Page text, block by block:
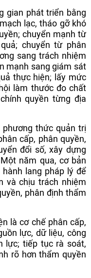
gian phát triển bằng
lạc, tháo gỡ khó
chuyển mạnh từ
chuyển từ phân
sang trách nhiệm
mạnh sang giám sát
thực hiện; lấy mức
làm thước đo chất
quyền từng địa
thức quản trị
cấp, phân quyền,
đổi số, xây dựng
năm qua, cơ bản
lang pháp lý để
và chịu trách nhiệm
phân định thẩm
là cơ chế phân cấp,
lực, dữ liệu, công
lực; tiếp tục rà soát,
rõ hơn thẩm quyền